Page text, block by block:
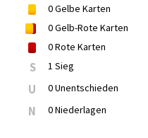
0Gelbe Karten
0Gelb-Rote Karten
0Rote Karten
S 1 Sieg
U 0 Unentschieden
N 0 Niederlagen